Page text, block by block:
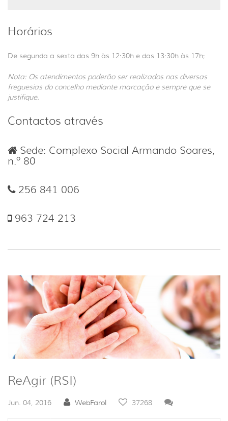
Horários
De segunda a sexta das 9h às 12:30h e das 13:30h às 17h;
Nota: Os atendimentos poderão ser realizados nas diversas
freguesias do concelho mediante marcação e sempre que se
justifique.
Contactos através
Sede: Complexo Social Armando Soares,
n.º 80
256 841 006
963 724 213
ReAgir (RSI)
Jun. 04, 2016 WebFarol 37268